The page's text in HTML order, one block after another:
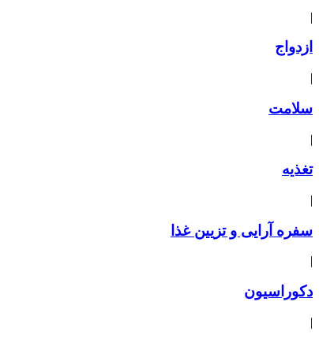
|
ازدواج
|
سلامت
|
تغذیه
|
سفره آرایی و تزیین غذا
|
دکوراسیون
|